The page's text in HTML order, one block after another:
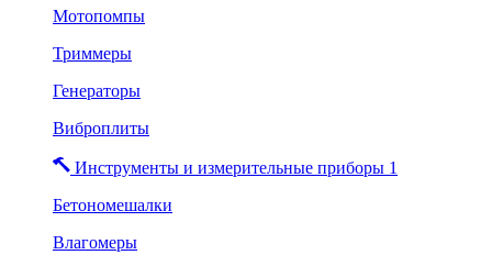
Мотопомпы
Триммеры
Генераторы
Виброплиты
Инструменты и измерительные приборы 1
Бетономешалки
Влагомеры